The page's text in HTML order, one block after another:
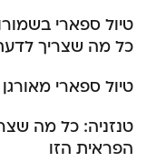
טיול ספארי
כל מה שצריך
טיול ספארי
טנזניה: כל מה
הפראית הזו